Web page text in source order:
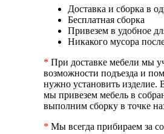
Доставка и сборка в
Бесплатная сборка
Привезем в удобное
Никакого мусора
* При доставке мебели мы
возможности подъезда и
нужно установить изделие.
мы привезем мебель в
выполним сборку в точке
* Мы всегда прибираем за